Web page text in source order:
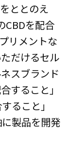
ととのえ
CBDを配合
リメントな
だけるセル
スブランド
すること」
ること」
製品を開発